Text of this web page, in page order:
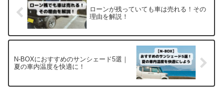
ローンが残っていても車は売れる！その
理由を解説！
N-BOXにおすすめのサンシェード5選｜
夏の車内温度を快適に！